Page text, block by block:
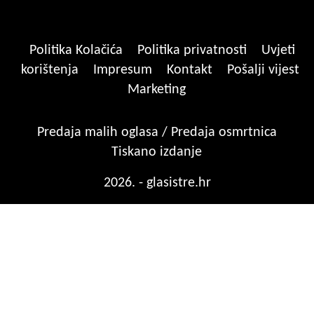
Politika Kolačića Politika privatnosti
Uvjeti
korištenja
Impresum Kontakt
Pošalji vijest
Marketing
Predaja malih oglasa / Predaja osmrtnica
Tiskano izdanje
2026. - glasistre.hr